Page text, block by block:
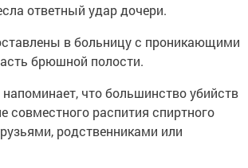
ответный удар дочери.
в больницу с проникающими
брюшной полости.
что большинство убийств
совместного распития спиртного
родственниками или